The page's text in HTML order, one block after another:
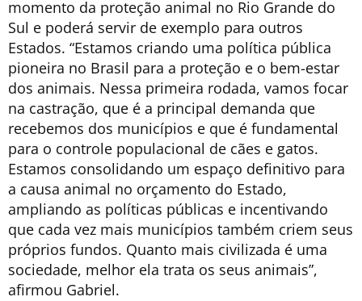
momento da proteção animal no Rio Grande do
Sul e poderá servir de exemplo para outros
Estados. “Estamos criando uma política pública
pioneira no Brasil para a proteção e o bem-estar
dos animais. Nessa primeira rodada, vamos focar
na castração, que é a principal demanda que
recebemos dos municípios e que é fundamental
para o controle populacional de cães e gatos.
Estamos consolidando um espaço definitivo para
a causa animal no orçamento do Estado,
ampliando as políticas públicas e incentivando
que cada vez mais municípios também criem seus
próprios fundos. Quanto mais civilizada é uma
sociedade, melhor ela trata os seus animais”,
afirmou Gabriel.